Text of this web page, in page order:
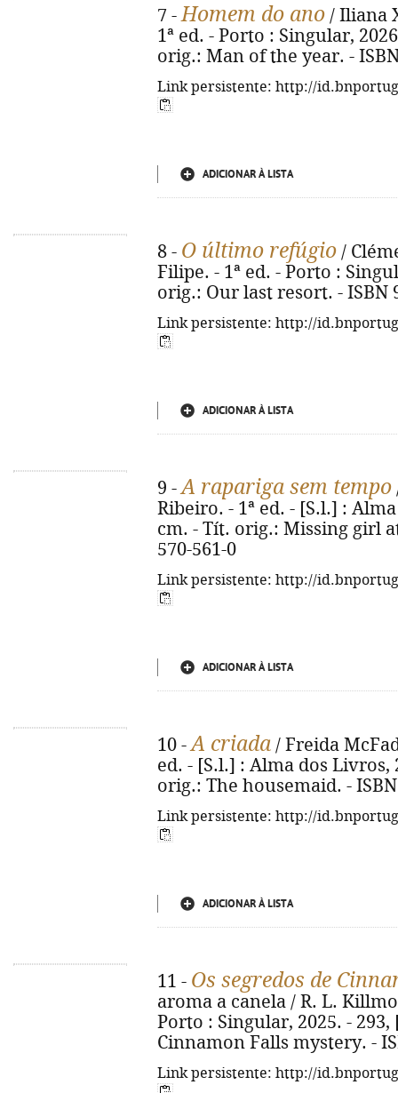
7 -Homem do ano / Iliana
1ª ed. - Porto : Singular,
orig.: Man of the year. -
Link persistente: http://
ADICIONAR À LISTA
8 - O último refúgio /
Filipe. - 1ª ed. - Porto :
orig.: Our last resort. - ISBN
Link persistente: http://
ADICIONAR À LISTA
9 -A rapariga sem tempo
Ribeiro. - 1ª ed. - [S.l.] :
cm. - Tít. orig.: Missing girl
570-561-0
Link persistente: http://
ADICIONAR À LISTA
10 -A criada / Freida
ed. - [S.l.] : Alma dos Livros,
orig.: The housemaid. - ISBN
Link persistente: http://
ADICIONAR À LISTA
11 - Os segredos de
aroma a canela / R. L.
Porto : Singular, 2025. -
Cinnamon Falls mystery. -
Link persistente: http://